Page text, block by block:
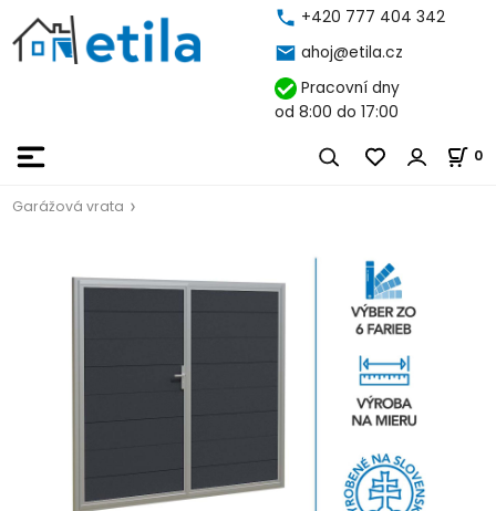
+420 777 404 342
ahoj@etila.cz
Pracovní dny
od 8:00 do 17:00
0
Garážová vrata